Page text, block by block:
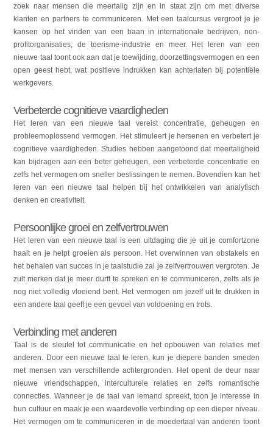
zoek naar mensen die meertalig zijn en in staat zijn om met diverse
klanten en partners te communiceren. Met een taalcursus vergroot je je
kansen op het vinden van een baan in internationale bedrijven, non-
profitorganisaties, de toerisme-industrie en meer. Het leren van een
nieuwe taal toont ook aan dat je toewijding, doorzettingsvermogen en een
open geest hebt, wat positieve indrukken kan achterlaten bij potentiële
werkgevers.
Verbeterde cognitieve vaardigheden
Het leren van een nieuwe taal vereist concentratie, geheugen en
probleemoplossend vermogen. Het stimuleert je hersenen en verbetert je
cognitieve vaardigheden. Studies hebben aangetoond dat meertaligheid
kan bijdragen aan een beter geheugen, een verbeterde concentratie en
zelfs het vermogen om sneller beslissingen te nemen. Bovendien kan het
leren van een nieuwe taal helpen bij het ontwikkelen van analytisch
denken en creativiteit.
Persoonlijke groei en zelfvertrouwen
Het leren van een nieuwe taal is een uitdaging die je uit je comfortzone
haalt en je helpt groeien als persoon. Het overwinnen van obstakels en
het behalen van succes in je taalstudie zal je zelfvertrouwen vergroten. Je
zult merken dat je meer durft te spreken en te communiceren, zelfs als je
nog niet volledig vloeiend bent. Het vermogen om jezelf uit te drukken in
een andere taal geeft je een gevoel van voldoening en trots.
Verbinding met anderen
Taal is de sleutel tot communicatie en het opbouwen van relaties met
anderen. Door een nieuwe taal te leren, kun je diepere banden smeden
met mensen van verschillende achtergronden. Het opent de deur naar
nieuwe vriendschappen, interculturele relaties en zelfs romantische
connecties. Wanneer je de taal van iemand spreekt, toon je interesse in
hun cultuur en maak je een waardevolle verbinding op een dieper niveau.
Het vermogen om te communiceren in de moedertaal van anderen toont